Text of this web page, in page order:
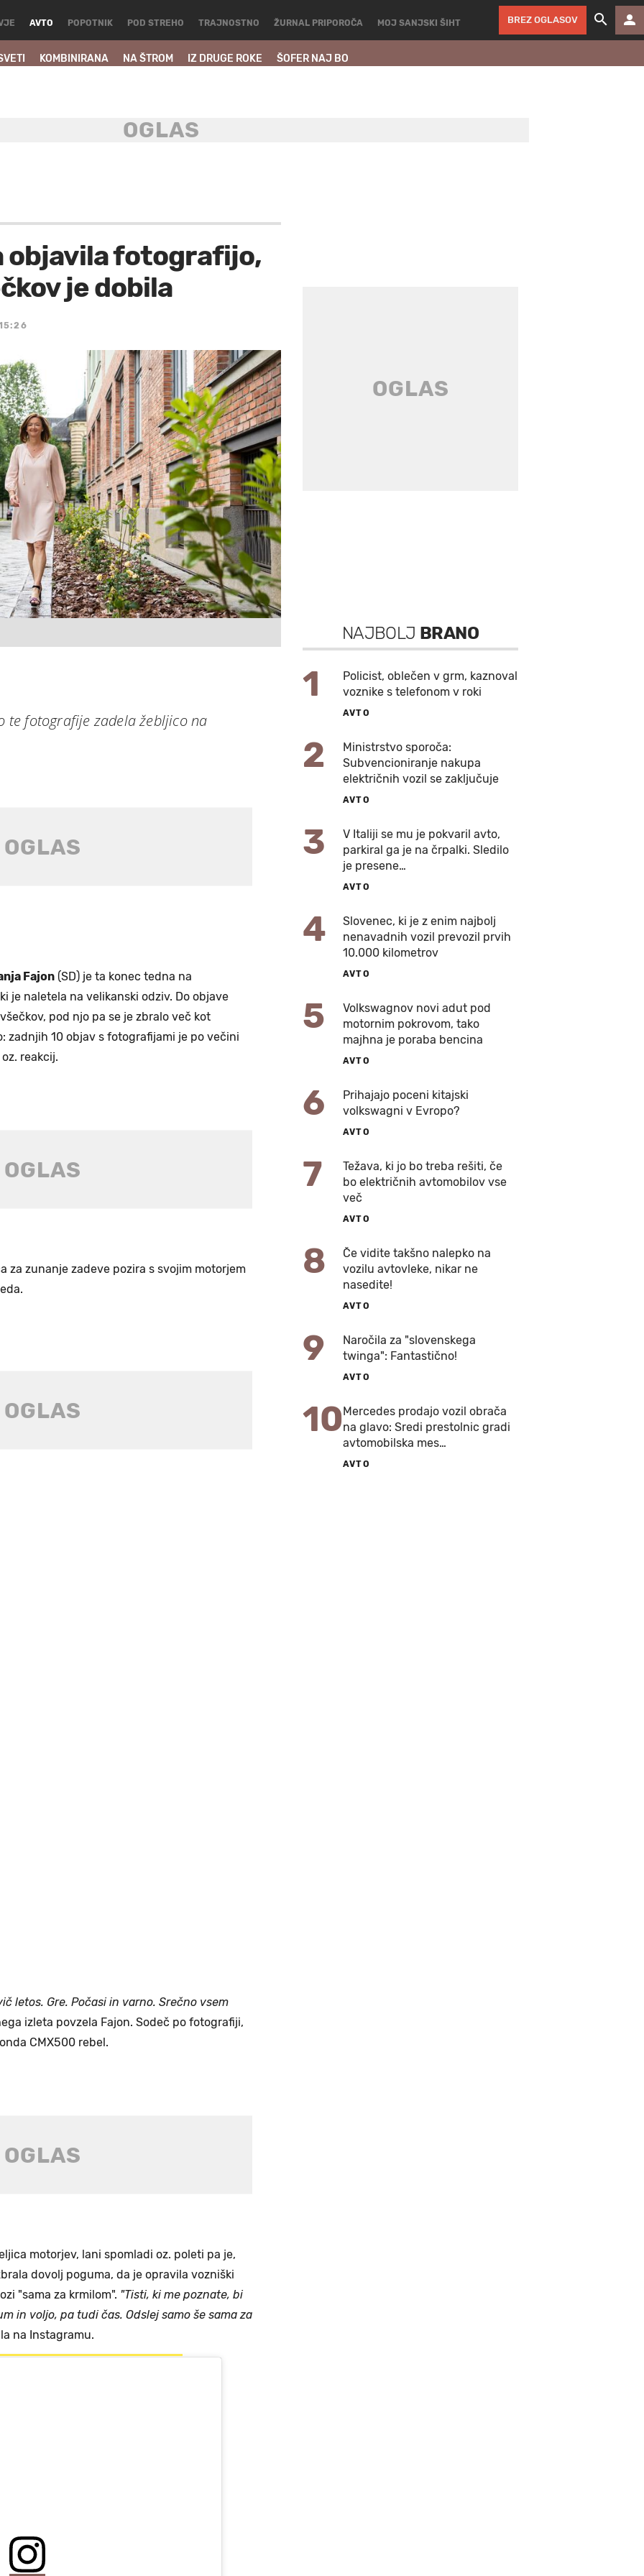
AVTO
KOMBINIRANA NA ŠTROM IZ DRUGE ROKE ŠOFER NAJ BO
POPOTNIK POD STREHO TRAJNOSTNO ŽURNAL PRIPOROČA MOJ SANJSKI ŠIHT BREZ OGLASOV
objavila fotografijo,
je dobila
te fotografije zadela žebljico na
Fajon (SD) je ta konec tedna na
je naletela na velikanski odziv. Do objave
pod njo pa se je zbralo več kot
zadnjih 10 objav s fotografijami je po večini
reakcij.
za zunanje zadeve pozira s svojim motorjem
letos. Gre. Počasi in varno. Srečno vsem
izleta povzela Fajon. Sodeč po fotografiji,
CMX500 rebel.
motorjev, lani spomladi oz. poleti pa je,
dovolj poguma, da je opravila vozniški
"sama za krmilom". "Tisti, ki me poznate, bi
in voljo, pa tudi čas. Odslej samo še sama za
na Instagramu.
NAJBOLJ BRANO
1
Policist, oblečen v grm, kaznoval
voznike s telefonom v roki
AVTO
2
Ministrstvo sporoča:
Subvencioniranje nakupa
električnih vozil se zaključuje
AVTO
3
V Italiji se mu je pokvaril avto,
parkiral ga je na črpalki. Sledilo
je presene…
AVTO
4
Slovenec, ki je z enim najbolj
nenavadnih vozil prevozil prvih
10.000 kilometrov
AVTO
5
Volkswagnov novi adut pod
motornim pokrovom, tako
majhna je poraba bencina
AVTO
6
Prihajajo poceni kitajski
volkswagni v Evropo?
AVTO
7
Težava, ki jo bo treba rešiti, če
bo električnih avtomobilov vse
več
AVTO
8
Če vidite takšno nalepko na
vozilu avtovleke, nikar ne
nasedite!
AVTO
9
Naročila za "slovenskega
twinga": Fantastično!
AVTO
10Mercedes prodajo vozil obrača
na glavo: Sredi prestolnic gradi
avtomobilska mes…
AVTO